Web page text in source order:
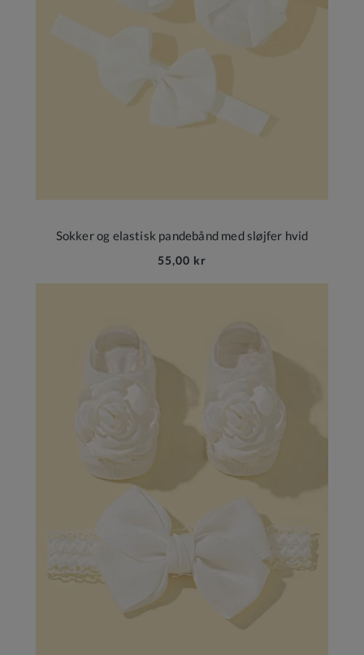
Sokker og elastisk pandebånd med sløjfer hvid
55,00 kr